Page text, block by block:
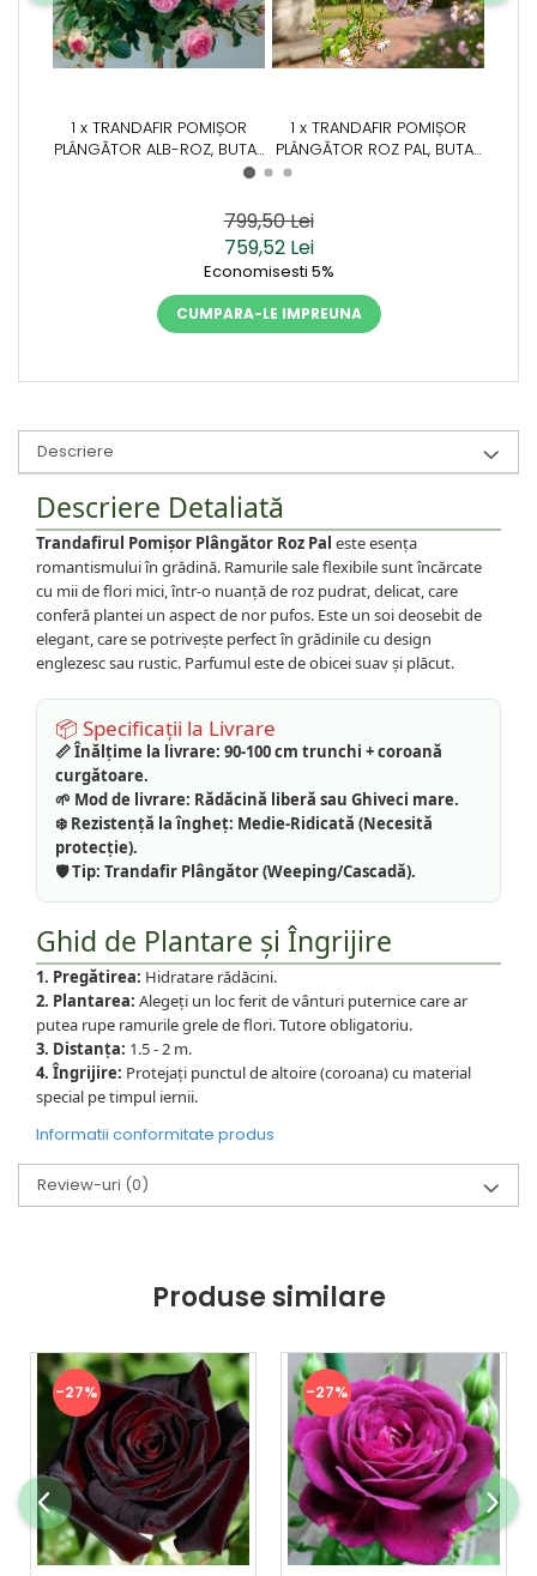
1 x TRANDAFIR POMIȘOR
PLÂNGĂTOR ALB-ROZ, BUTAȘ
ANUL 2 (LA GHIVECI SAU
1 x TRANDAFIR POMIȘOR
PLÂNGĂTOR ROZ PAL, BUTAȘ
ANUL 2 (LA GHIVECI SAU
799,50 Lei
759,52 Lei
Economisesti 5%
CUMPARA-LE IMPREUNA
Descriere
Descriere Detaliată
Trandafirul Pomișor Plângător Roz Pal este esența
romantismului în grădină. Ramurile sale flexibile sunt încărcate
cu mii de flori mici, într-o nuanță de roz pudrat, delicat, care
conferă plantei un aspect de nor pufos. Este un soi deosebit de
elegant, care se potrivește perfect în grădinile cu design
englezesc sau rustic. Parfumul este de obicei suav și plăcut.
📦 Specificații la Livrare
📏 Înălțime la livrare: 90-100 cm trunchi + coroană
curgătoare.
🌱 Mod de livrare: Rădăcină liberă sau Ghiveci mare.
❄️ Rezistență la îngheț: Medie-Ridicată (Necesită
protecție).
🛡️ Tip: Trandafir Plângător (Weeping/Cascadă).
Ghid de Plantare și Îngrijire
1. Pregătirea: Hidratare rădăcini.
2. Plantarea: Alegeți un loc ferit de vânturi puternice care ar
putea rupe ramurile grele de flori. Tutore obligatoriu.
3. Distanța: 1.5 - 2 m.
4. Îngrijire: Protejați punctul de altoire (coroana) cu material
special pe timpul iernii.
Informatii conformitate produs
Review-uri (0)
Produse similare
-27% -27%